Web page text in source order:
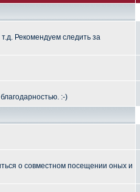
Рекомендуем следить за
:-)
о совместном посещении оных и